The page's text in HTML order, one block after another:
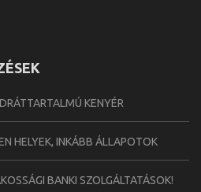
KENYÉR
HELYEK, INKÁBB ÁLLAPOTOK
BANKI SZOLGÁLTATÁSOK!